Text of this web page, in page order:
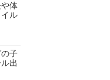
体
ル
子
出